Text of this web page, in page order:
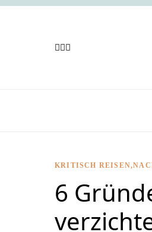
KRITISCH REISEN
6